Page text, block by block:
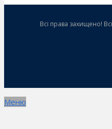
Всі права захищено!
Меню